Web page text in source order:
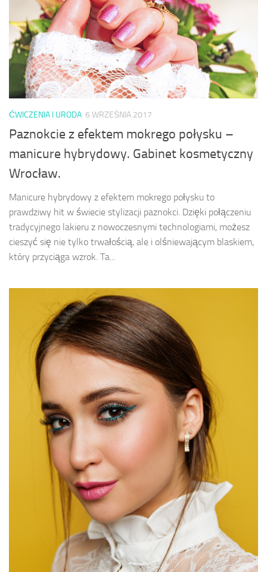
ĆWICZENIA I URODA 6 WRZEŚNIA 2017
Paznokcie z efektem mokrego połysku –
manicure hybrydowy. Gabinet kosmetyczny
Wrocław.
Manicure hybrydowy z efektem mokrego połysku to
prawdziwy hit w świecie stylizacji paznokci. Dzięki połączeniu
tradycyjnego lakieru z nowoczesnymi technologiami, możesz
cieszyć się nie tylko trwałością, ale i olśniewającym blaskiem,
który przyciąga wzrok. Ta...